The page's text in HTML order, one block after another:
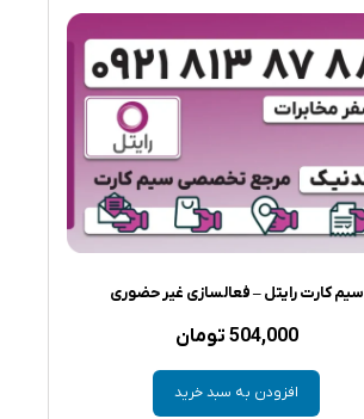
سیم کارت رایتل – فعالسازی غیر حضوری
504,000 تومان
افزودن به سبد خرید